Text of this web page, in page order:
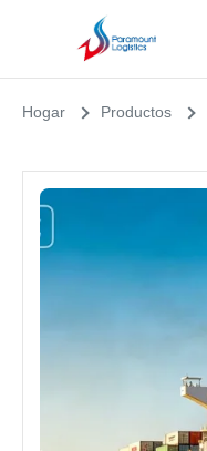
Hogar Productos